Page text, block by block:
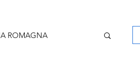
ROMAGNA